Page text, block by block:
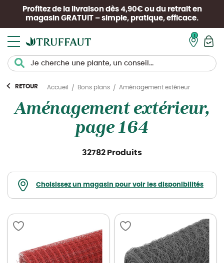
Profitez de la livraison dès 4,90€ ou du retrait en
magasin GRATUIT – simple, pratique, efficace.
RETOUR Accueil Bons plans Aménagement extérieur
Aménagement extérieur,
page 164
32782 Produits
Choisissez un magasin pour voir les disponibilités